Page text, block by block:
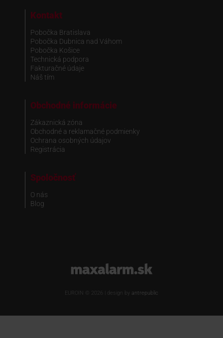
Kontakt
Pobočka Bratislava
Pobočka Dubnica nad Váhom
Pobočka Košice
Technická podpora
Fakturačné údaje
Náš tím
Obchodné informácie
Zákaznická zóna
Obchodné a reklamačné podmienky
Ochrana osobných údajov
Registrácia
Spoločnosť
O nás
Blog
www.maxalarm.sk
EUROIN © 2026 | design by antrepublic